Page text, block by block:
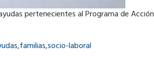
pertenecientes al Programa de Acción
,familias,socio-laboral